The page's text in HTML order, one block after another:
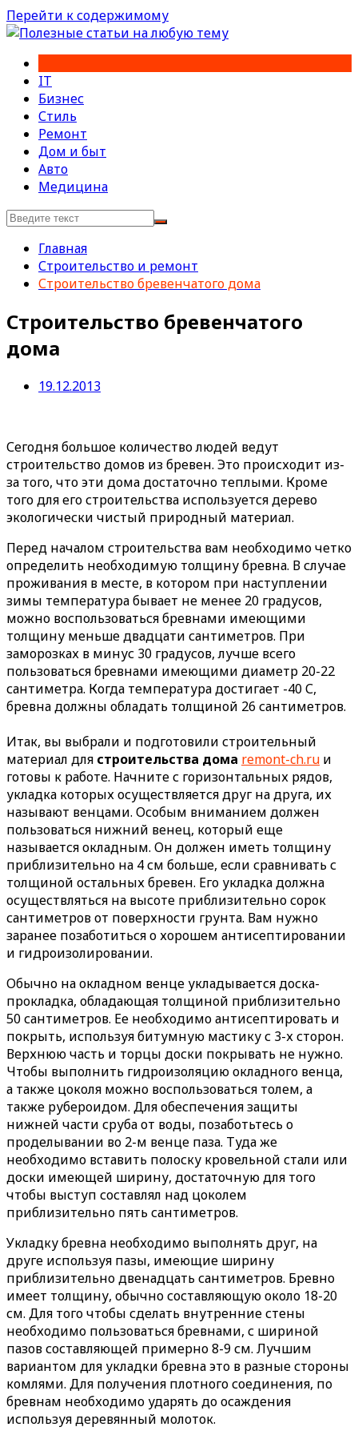
Перейти к содержимому
IT
Бизнес
Стиль
Ремонт
Дом и быт
Авто
Медицина
Главная
Строительство и ремонт
Строительство бревенчатого дома
Строительство бревенчатого
дома
19.12.2013
Сегодня большое количество людей ведут
строительство домов из бревен. Это происходит из-
за того, что эти дома достаточно теплыми. Кроме
того для его строительства используется дерево
экологически чистый природный материал.
Перед началом строительства вам необходимо четко
определить необходимую толщину бревна. В случае
проживания в месте, в котором при наступлении
зимы температура бывает не менее 20 градусов,
можно воспользоваться бревнами имеющими
толщину меньше двадцати сантиметров. При
заморозках в минус 30 градусов, лучше всего
пользоваться бревнами имеющими диаметр 20-22
сантиметра. Когда температура достигает -40 С,
бревна должны обладать толщиной 26 сантиметров.
Итак, вы выбрали и подготовили строительный
материал для строительства дома remont-ch.ru и
готовы к работе. Начните с горизонтальных рядов,
укладка которых осуществляется друг на друга, их
называют венцами. Особым вниманием должен
пользоваться нижний венец, который еще
называется окладным. Он должен иметь толщину
приблизительно на 4 см больше, если сравнивать с
толщиной остальных бревен. Его укладка должна
осуществляться на высоте приблизительно сорок
сантиметров от поверхности грунта. Вам нужно
заранее позаботиться о хорошем антисептировании
и гидроизолировании.
Обычно на окладном венце укладывается доска-
прокладка, обладающая толщиной приблизительно
50 сантиметров. Ее необходимо антисептировать и
покрыть, используя битумную мастику с 3-х сторон.
Верхнюю часть и торцы доски покрывать не нужно.
Чтобы выполнить гидроизоляцию окладного венца,
а также цоколя можно воспользоваться толем, а
также рубероидом. Для обеспечения защиты
нижней части сруба от воды, позаботьтесь о
проделывании во 2-м венце паза. Туда же
необходимо вставить полоску кровельной стали или
доски имеющей ширину, достаточную для того
чтобы выступ составлял над цоколем
приблизительно пять сантиметров.
Укладку бревна необходимо выполнять друг, на
друге используя пазы, имеющие ширину
приблизительно двенадцать сантиметров. Бревно
имеет толщину, обычно составляющую около 18-20
см. Для того чтобы сделать внутренние стены
необходимо пользоваться бревнами, с шириной
пазов составляющей примерно 8-9 см. Лучшим
вариантом для укладки бревна это в разные стороны
комлями. Для получения плотного соединения, по
бревнам необходимо ударять до осаждения
используя деревянный молоток.